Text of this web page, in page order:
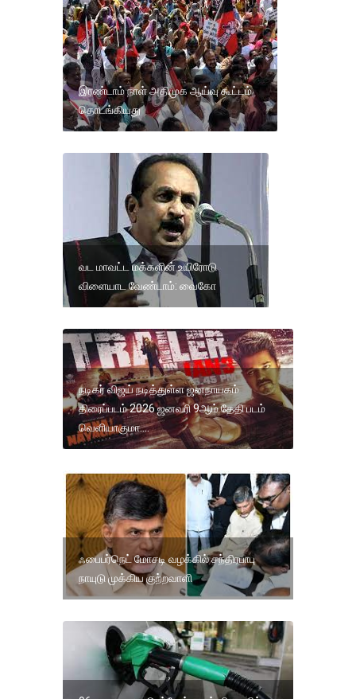
இரண்டாம் நாள் அதிமுக ஆய்வு கூட்டம்
தொடங்கியது
வட மாவட்ட மக்களின் உயிரோடு
விளையாட வேண்டாம்: வைகோ
நடிகர் விஜய் நடித்துள்ள ஜனநாயகம்
திரைப்படம் 2026 ஜனவரி 9ஆம் தேதி படம்
வெளியாகுமா....
ஃபைபர்நெட் மோசடி வழக்கில் சந்திரபாபு
நாயுடு முக்கிய குற்றவாளி